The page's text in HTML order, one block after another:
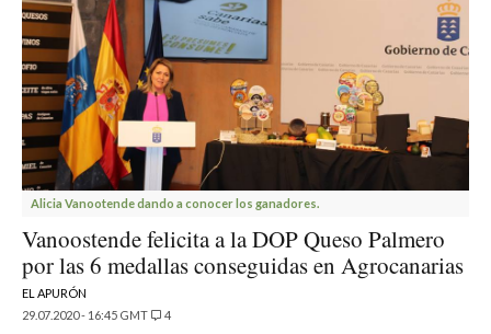
Alicia Vanootende dando a conocer los ganadores.
Vanoostende felicita a la DOP Queso Palmero
por las 6 medallas conseguidas en Agrocanarias
EL APURÓN
29.07.2020 - 16:45 GMT
4